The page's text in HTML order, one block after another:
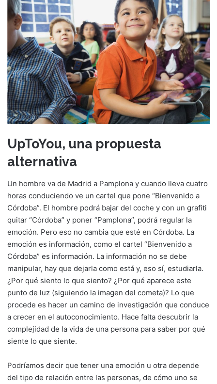
UpToYou, una propuesta
alternativa
Un hombre va de Madrid a Pamplona y cuando lleva cuatro
horas conduciendo ve un cartel que pone “Bienvenido a
Córdoba”. El hombre podrá bajar del coche y con un grafiti
quitar “Córdoba” y poner “Pamplona”, podrá regular la
emoción. Pero eso no cambia que esté en Córdoba. La
emoción es información, como el cartel “Bienvenido a
Córdoba” es información. La información no se debe
manipular, hay que dejarla como está y, eso sí, estudiarla.
¿Por qué siento lo que siento? ¿Por qué aparece este
punto de luz (siguiendo la imagen del cometa)? Lo que
procede es hacer un camino de investigación que conduce
a crecer en el autoconocimiento. Hace falta descubrir la
complejidad de la vida de una persona para saber por qué
siente lo que siente.
Podríamos decir que tener una emoción u otra depende
del tipo de relación entre las personas, de cómo uno se